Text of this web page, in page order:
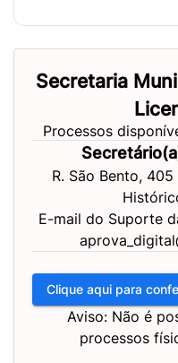
Secretaria
Processos
R. São Bento,
E-mail do Suporte
Clique aqui para
Aviso: Não é
processos